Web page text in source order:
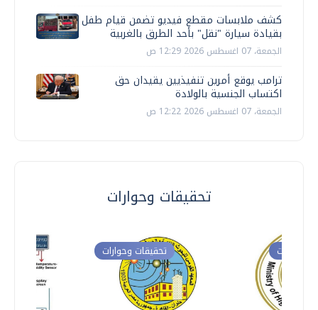
كشف ملابسات مقطع فيديو تضمن قيام طفل
بقيادة سيارة "نقل" بأحد الطرق بالغربية
الجمعة، 07 اغسطس 2026 12:29 ص
ترامب يوقع أمرين تنفيذيين يقيدان حق
اكتساب الجنسية بالولادة
الجمعة، 07 اغسطس 2026 12:22 ص
تحقيقات وحوارات
تحقيقات وحوارات وحوارات